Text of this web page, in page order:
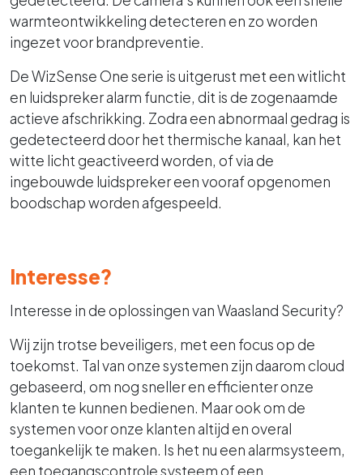
warmteontwikkeling detecteren en zo worden
ingezet voor brandpreventie.
De WizSense One serie is uitgerust met een witlicht
en luidspreker alarm functie, dit is de zogenaamde
actieve afschrikking. Zodra een abnormaal gedrag is
gedetecteerd door het thermische kanaal, kan het
witte licht geactiveerd worden, of via de
ingebouwde luidspreker een vooraf opgenomen
boodschap worden afgespeeld.
Interesse?
Interesse in de oplossingen van Waasland Security?
Wij zijn trotse beveiligers, met een focus op de
toekomst. Tal van onze systemen zijn daarom cloud
gebaseerd, om nog sneller en efficienter onze
klanten te kunnen bedienen. Maar ook om de
systemen voor onze klanten altijd en overal
toegankelijk te maken. Is het nu een alarmsysteem,
een toegangscontrole systeem of een